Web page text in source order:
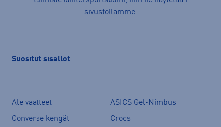
sivustollamme.
Suositut sisällöt
Ale vaatteet
ASICS Gel-Nimbus
Converse kengät
Crocs